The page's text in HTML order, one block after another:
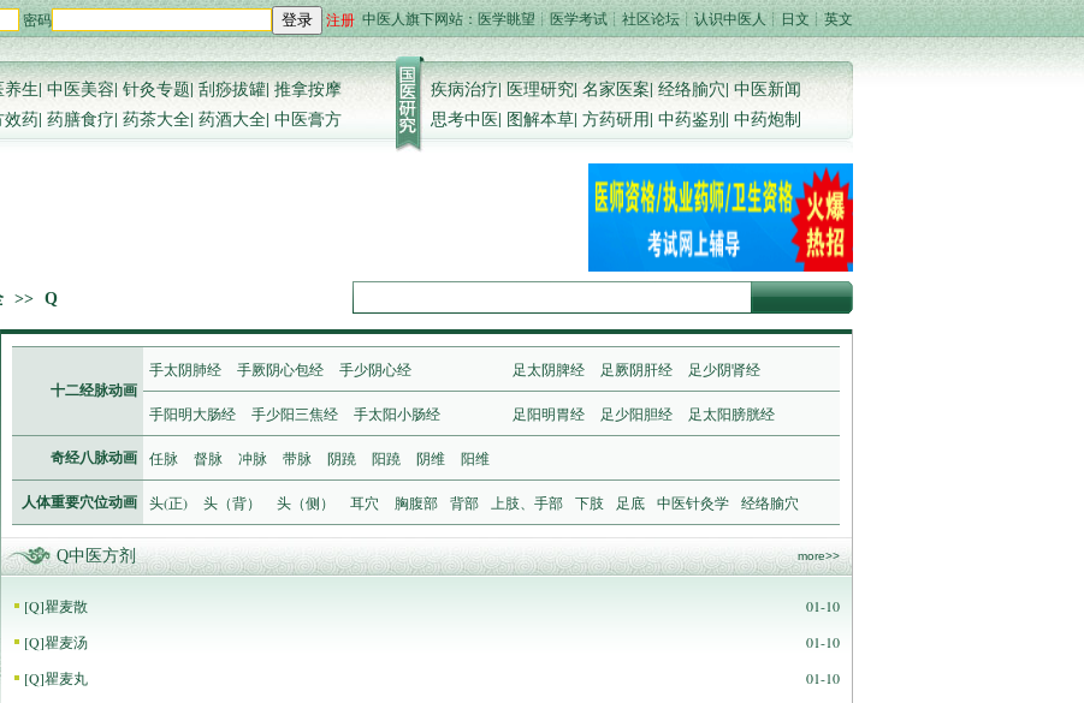
密码 登录 注册 中医人旗下网站： 医学眺望┊医学考试 ┊社区论坛┊ 认识中医人┊ 日文 ┊英文
养生|中医美容|针灸专题|刮痧拔罐|推拿按摩
效药| 药膳食疗| 药茶大全| 药酒大全| 中医膏方
疾病治疗|医理研究|名家医案|经络腧穴|中医新闻
思考中医| 图解本草| 方药研用| 中药鉴别| 中药炮制
>> Q
十二经脉动画
手太阴肺经 手厥阴心包经 手少阴心经 足太阴脾经 足厥阴肝经 足少阴肾经
手阳明大肠经 手少阳三焦经 手太阳小肠经 足阳明胃经 足少阳胆经 足太阳膀胱经
奇经八脉动画 任脉 督脉 冲脉 带脉 阴蹺 阳蹺 阴维 阳维
人体重要穴位动画 头(正) 头（背） 头（侧） 耳穴 胸腹部 背部 上肢、手部 下肢 足底 中医针灸学 经络腧穴
Q中医方剂 more>>
[Q]瞿麦散
01-10
[Q]瞿麦汤
01-10
[Q]瞿麦丸
01-10